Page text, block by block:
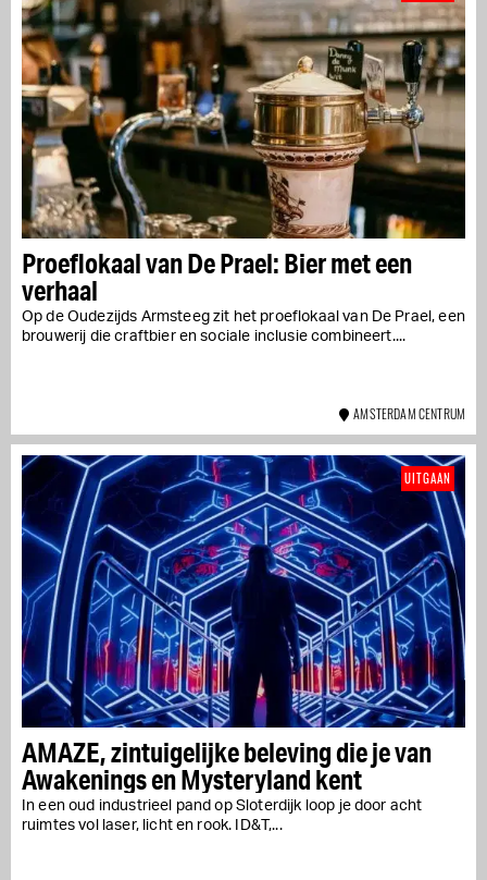
Proeflokaal van De Prael: Bier met een
verhaal
Op de Oudezijds Armsteeg zit het proeflokaal van De Prael, een
brouwerij die craftbier en sociale inclusie combineert....
AMSTERDAM CENTRUM
AMAZE, zintuigelijke beleving die je van
Awakenings en Mysteryland kent
In een oud industrieel pand op Sloterdijk loop je door acht
ruimtes vol laser, licht en rook. ID&T,...
UITGAAN